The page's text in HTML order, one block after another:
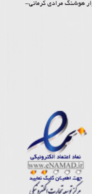
هوشنگ مرادی کرمانی-